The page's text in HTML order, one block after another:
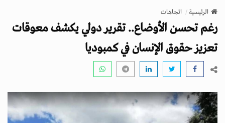
v
g
a
t
n
الرئيسية اتجاهات
رغم تحسن الأوضاع.. تقرير دولي يكشف معوقات
تعزيز حقوق الإنسان في كمبوديا